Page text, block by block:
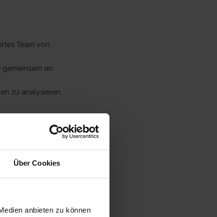
Über Cookies
anbieten zu können
Team von
an
zu analysieren,
durch